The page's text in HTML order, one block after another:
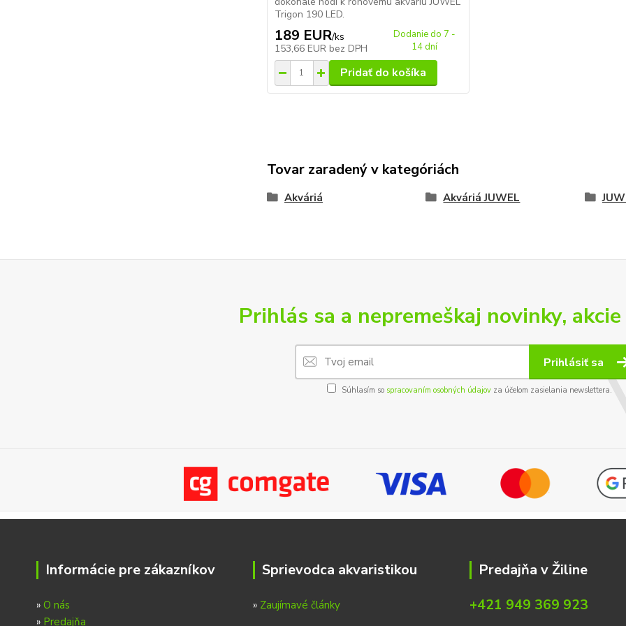
Trigon 190 LED.
189 EUR/ks
153,66 EUR bez DPH
Dodanie do 7 -
14 dní
Pridať do košíka
Tovar zaradený v kategóriách
Akváriá Akváriá JUWEL
Prihlás sa a nepremeškaj novinky,
Prihlásiť sa
Súhlasím so spracovaním osobných údajov za účelom zasielania newslettera.
Informácie pre zákazníkov
» O nás
» Predajňa
Sprievodca akvaristikou
» Zaujímavé články
Predajňa v Žiline
+421 949 369 923